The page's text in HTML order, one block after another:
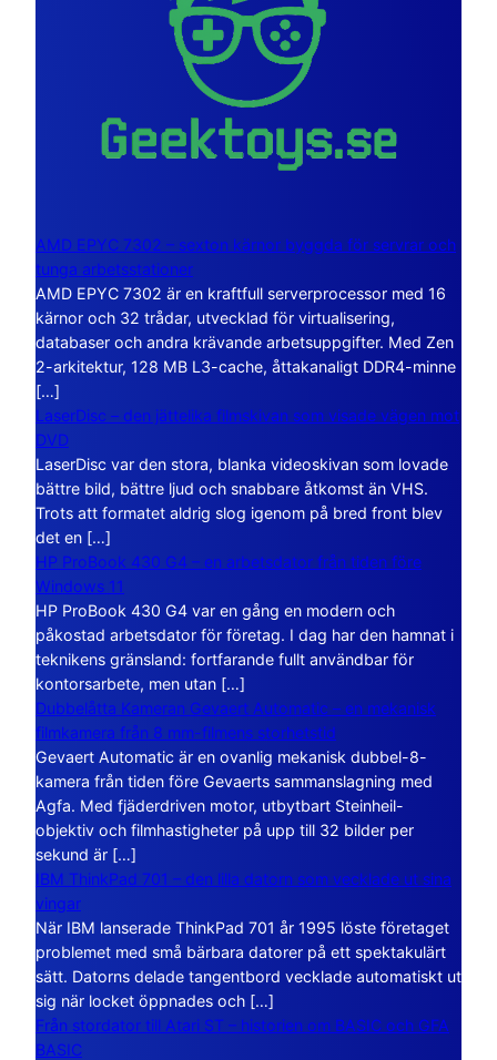
AMD EPYC 7302 – sexton kärnor byggda för servrar och
tunga arbetsstationer
AMD EPYC 7302 är en kraftfull serverprocessor med 16
kärnor och 32 trådar, utvecklad för virtualisering,
databaser och andra krävande arbetsuppgifter. Med Zen
2-arkitektur, 128 MB L3-cache, åttakanaligt DDR4-minne
[…]
LaserDisc – den jättelika filmskivan som visade vägen mot
DVD
LaserDisc var den stora, blanka videoskivan som lovade
bättre bild, bättre ljud och snabbare åtkomst än VHS.
Trots att formatet aldrig slog igenom på bred front blev
det en […]
HP ProBook 430 G4 – en arbetsdator från tiden före
Windows 11
HP ProBook 430 G4 var en gång en modern och
påkostad arbetsdator för företag. I dag har den hamnat i
teknikens gränsland: fortfarande fullt användbar för
kontorsarbete, men utan […]
Dubbelåtta Kameran Gevaert Automatic – en mekanisk
filmkamera från 8 mm-filmens storhetstid
Gevaert Automatic är en ovanlig mekanisk dubbel-8-
kamera från tiden före Gevaerts sammanslagning med
Agfa. Med fjäderdriven motor, utbytbart Steinheil-
objektiv och filmhastigheter på upp till 32 bilder per
sekund är […]
IBM ThinkPad 701 – den lilla datorn som vecklade ut sina
vingar
När IBM lanserade ThinkPad 701 år 1995 löste företaget
problemet med små bärbara datorer på ett spektakulärt
sätt. Datorns delade tangentbord vecklade automatiskt ut
sig när locket öppnades och […]
Från stordator till Atari ST – historien om BASIC och GFA
BASIC